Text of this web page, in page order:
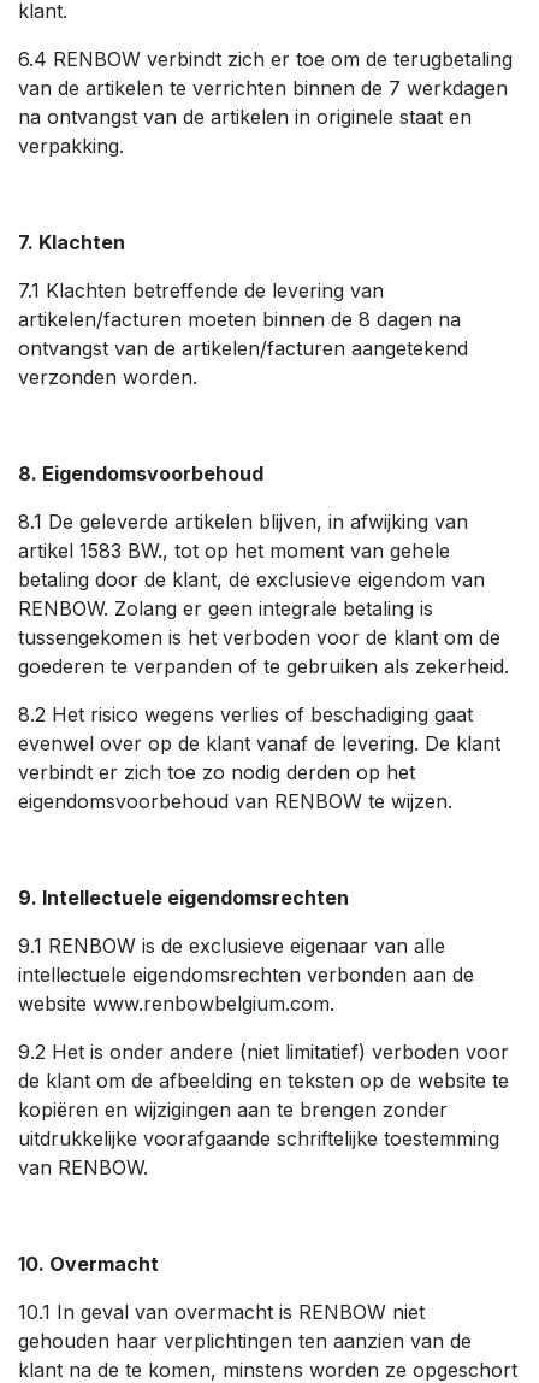
klant.
6.4 RENBOW verbindt zich er toe om de terugbetaling
van de artikelen te verrichten binnen de 7 werkdagen
na ontvangst van de artikelen in originele staat en
verpakking.
7. Klachten
7.1 Klachten betreffende de levering van
artikelen/facturen moeten binnen de 8 dagen na
ontvangst van de artikelen/facturen aangetekend
verzonden worden.
8. Eigendomsvoorbehoud
8.1 De geleverde artikelen blijven, in afwijking van
artikel 1583 BW., tot op het moment van gehele
betaling door de klant, de exclusieve eigendom van
RENBOW. Zolang er geen integrale betaling is
tussengekomen is het verboden voor de klant om de
goederen te verpanden of te gebruiken als zekerheid.
8.2 Het risico wegens verlies of beschadiging gaat
evenwel over op de klant vanaf de levering. De klant
verbindt er zich toe zo nodig derden op het
eigendomsvoorbehoud van RENBOW te wijzen.
9. Intellectuele eigendomsrechten
9.1 RENBOW is de exclusieve eigenaar van alle
intellectuele eigendomsrechten verbonden aan de
website www.renbowbelgium.com.
9.2 Het is onder andere (niet limitatief) verboden voor
de klant om de afbeelding en teksten op de website te
kopiëren en wijzigingen aan te brengen zonder
uitdrukkelijke voorafgaande schriftelijke toestemming
van RENBOW.
10. Overmacht
10.1 In geval van overmacht is RENBOW niet
gehouden haar verplichtingen ten aanzien van de
klant na de te komen, minstens worden ze opgeschort